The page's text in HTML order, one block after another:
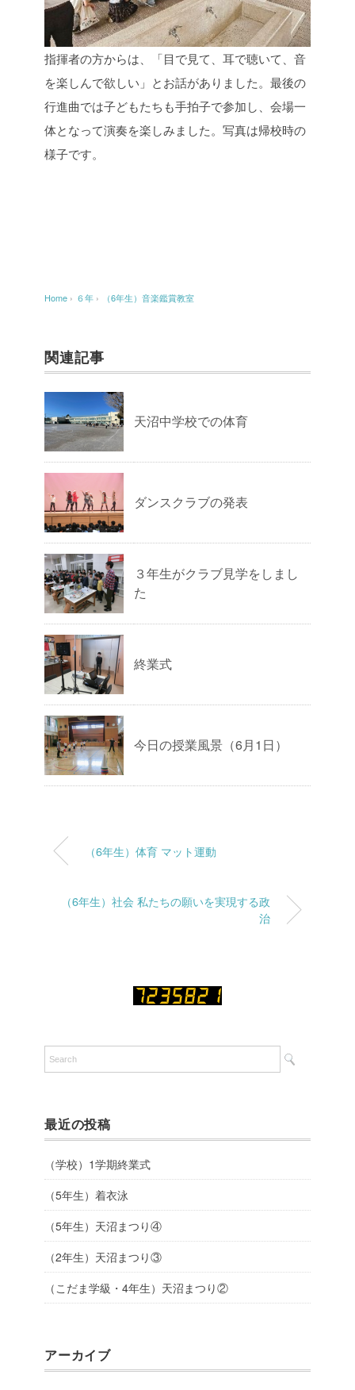
指揮者の方からは、「目で見て、耳で聴いて、音
を楽しんで欲しい」とお話がありました。最後の
行進曲では子どもたちも手拍子で参加し、会場一
体となって演奏を楽しみました。写真は帰校時の
様子です。
Home › ６年 › （6年生）音楽鑑賞教室
関連記事
天沼中学校での体育
ダンスクラブの発表
３年生がクラブ見学をしまし
た
終業式
今日の授業風景（6月1日）
（6年生）体育 マット運動
（6年生）社会 私たちの願いを実現する政
治
最近の投稿
（学校）1学期終業式
（5年生）着衣泳
（5年生）天沼まつり④
（2年生）天沼まつり③
（こだま学級・4年生）天沼まつり②
アーカイブ